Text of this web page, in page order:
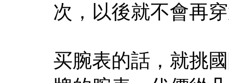
次，以後就不會再
买腕表的話，就挑